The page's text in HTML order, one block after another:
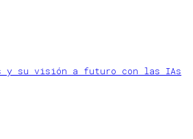
y su visión a futuro con las IAs